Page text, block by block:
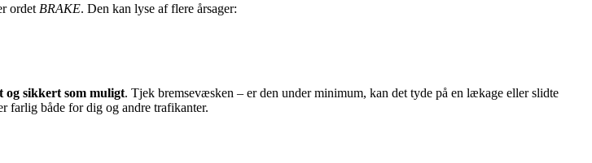
ordet BRAKE. Den kan lyse af flere årsager:
og sikkert som muligt. Tjek bremsevæsken – er den under minimum, kan det tyde på en lækage eller slidte
farlig både for dig og andre trafikanter.